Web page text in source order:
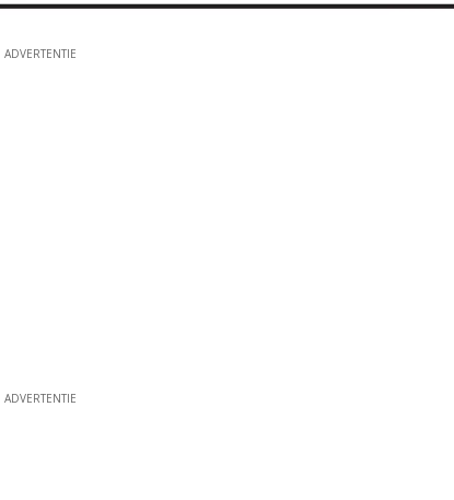
ADVERTENTIE
ADVERTENTIE